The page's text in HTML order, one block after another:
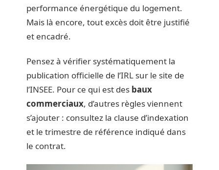
performance énergétique du logement.
Mais là encore, tout excès doit être justifié
et encadré.
Pensez à vérifier systématiquement la
publication officielle de l’IRL sur le site de
l’INSEE. Pour ce qui est des baux
commerciaux, d’autres règles viennent
s’ajouter : consultez la clause d’indexation
et le trimestre de référence indiqué dans
le contrat.